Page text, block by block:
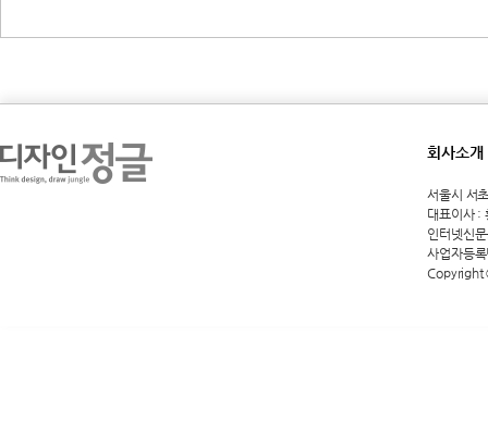
회사소개
서울시 서
대표이사 :
인터넷신
사업자등
Copyright